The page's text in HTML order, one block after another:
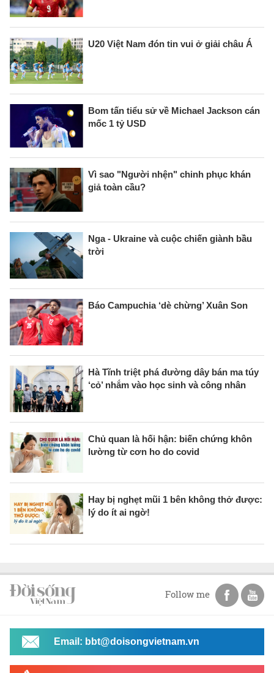
U20 Việt Nam đón tin vui ở giải châu Á
Bom tấn tiểu sử về Michael Jackson cán
mốc 1 tỷ USD
Vì sao "Người nhện" chinh phục khán
giả toàn cầu?
Nga - Ukraine và cuộc chiến giành bầu
trời
Báo Campuchia ‘dè chừng’ Xuân Son
Hà Tĩnh triệt phá đường dây bán ma túy
‘cỏ’ nhắm vào học sinh và công nhân
Chủ quan là hối hận: biến chứng khôn
lường từ cơn ho do covid
Hay bị nghẹt mũi 1 bên không thở được:
lý do ít ai ngờ!
Follow me
Email: bbt@doisongvietnam.vn